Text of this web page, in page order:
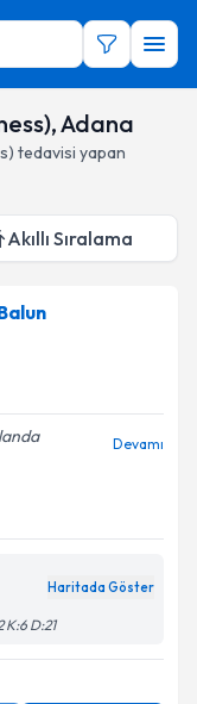
Adana
tedavisi yapan
Akıllı Sıralama
Devamı
Haritada Göster
D:21